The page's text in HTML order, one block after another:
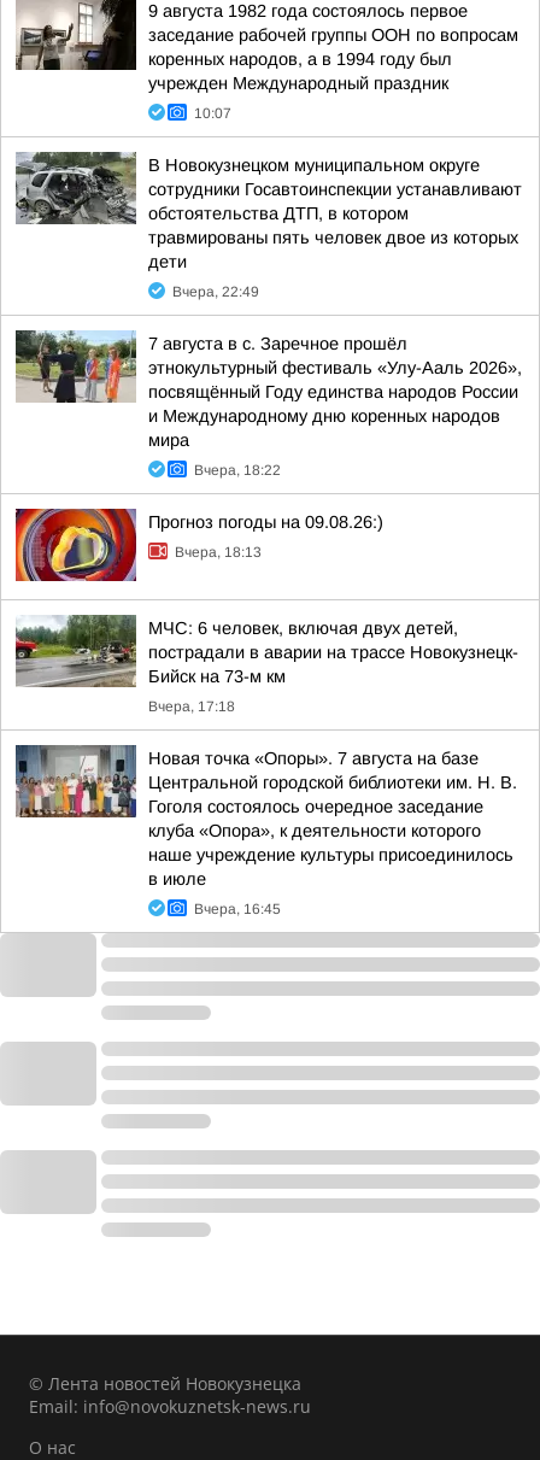
9 августа 1982 года состоялось первое
заседание рабочей группы ООН по вопросам
коренных народов, а в 1994 году был
учрежден Международный праздник
10:07
В Новокузнецком муниципальном округе
сотрудники Госавтоинспекции устанавливают
обстоятельства ДТП, в котором
травмированы пять человек двое из которых
дети
Вчера, 22:49
7 августа в с. Заречное прошёл
этнокультурный фестиваль «Улу-Ааль 2026»,
посвящённый Году единства народов России
и Международному дню коренных народов
мира
Вчера, 18:22
Прогноз погоды на 09.08.26:)
Вчера, 18:13
МЧС: 6 человек, включая двух детей,
пострадали в аварии на трассе Новокузнецк-
Бийск на 73-м км
Вчера, 17:18
Новая точка «Опоры». 7 августа на базе
Центральной городской библиотеки им. Н. В.
Гоголя состоялось очередное заседание
клуба «Опора», к деятельности которого
наше учреждение культуры присоединилось
в июле
Вчера, 16:45
© Лента новостей Новокузнецка
Email: info@novokuznetsk-news.ru
О нас